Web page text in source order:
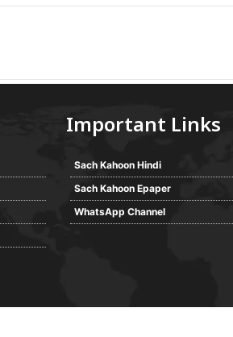
Important Links
Sach Kahoon Hindi
Sach Kahoon Epaper
WhatsApp Channel